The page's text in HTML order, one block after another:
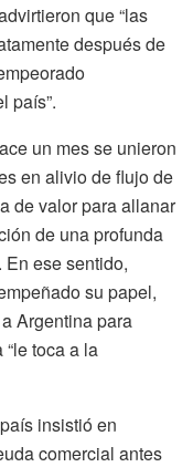
que “las
después de
país”.
un mes se unieron
en alivio de flujo de
de valor para allanar
de una profunda
ese sentido,
su papel,
Argentina para
toca a la
insistió en
comercial antes